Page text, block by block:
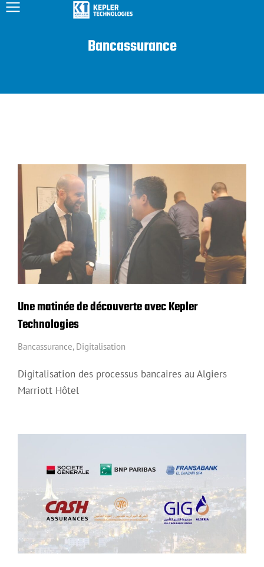
Bancassurance
Une matinée de découverte avec Kepler
Technologies
Bancassurance, Digitalisation
Digitalisation des processus bancaires au Algiers
Marriott Hôtel